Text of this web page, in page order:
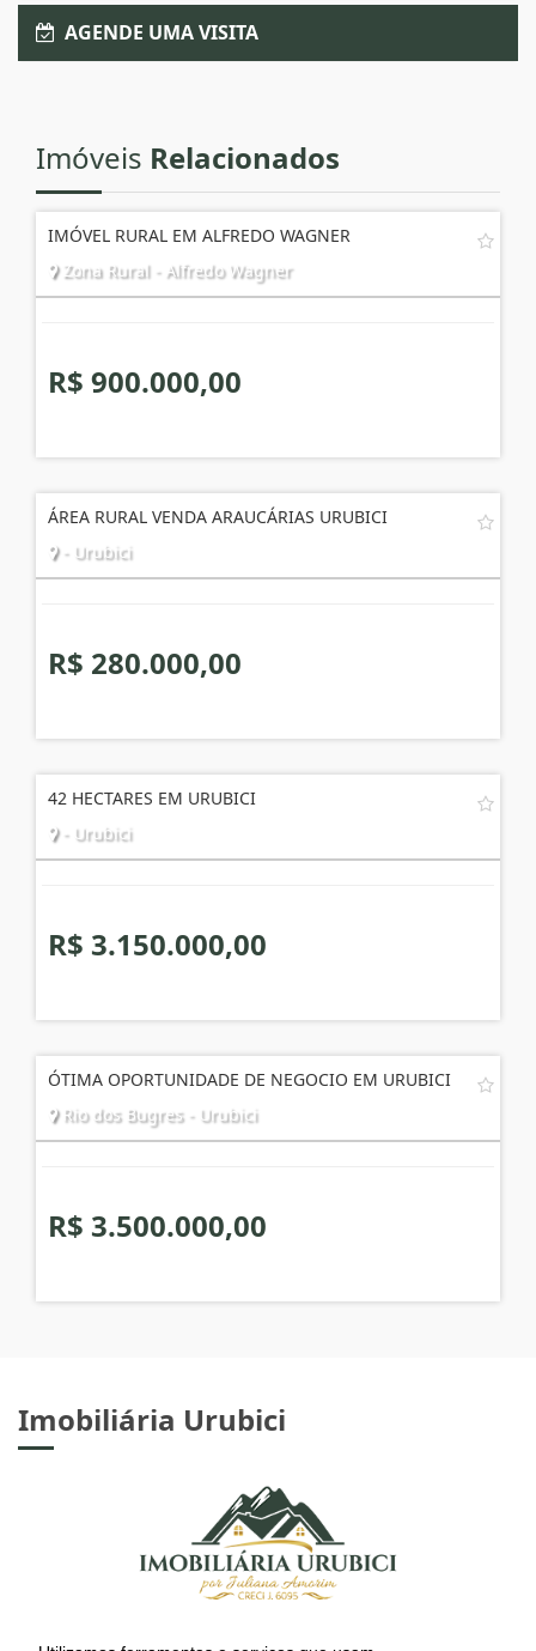
AGENDE UMA VISITA
Imóveis Relacionados
IMÓVEL RURAL EM ALFREDO WAGNER
Zona Rural - Alfredo Wagner
R$ 900.000,00
ÁREA RURAL VENDA ARAUCÁRIAS URUBICI
- Urubici
R$ 280.000,00
42 HECTARES EM URUBICI
- Urubici
R$ 3.150.000,00
ÓTIMA OPORTUNIDADE DE NEGOCIO EM URUBICI
Rio dos Bugres - Urubici
R$ 3.500.000,00
Imobiliária Urubici